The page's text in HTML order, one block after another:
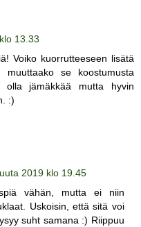
13.33
Voiko kuorrutteeseen lisätä
muuttaako se koostumusta
olla jämäkkää mutta hyvin
:)
2019 klo 19.45
vähän, mutta ei niin
Uskoisin, että sitä voi
suht samana :) Riippuu